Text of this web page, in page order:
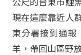
公尺的台東市鯉
現在這麼靠近人
東分署接到通報
羊，帶回山區野